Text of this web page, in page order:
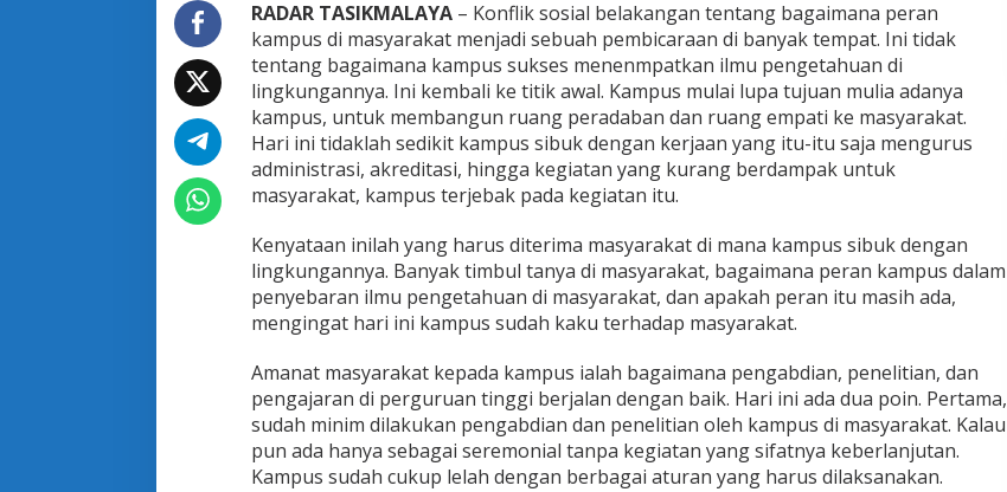
RADAR TASIKMALAYA– Konflik sosial belakangan tentang bagaimana peran
kampus di masyarakat menjadi sebuah pembicaraan di banyak tempat. Ini tidak
tentang bagaimana kampus sukses menenmpatkan ilmu pengetahuan di
lingkungannya. Ini kembali ke titik awal. Kampus mulai lupa tujuan mulia adanya
kampus, untuk membangun ruang peradaban dan ruang empati ke masyarakat.
Hari ini tidaklah sedikit kampus sibuk dengan kerjaan yang itu-itu saja mengurus
administrasi, akreditasi, hingga kegiatan yang kurang berdampak untuk
masyarakat, kampus terjebak pada kegiatan itu.
Kenyataan inilah yang harus diterima masyarakat di mana kampus sibuk dengan
lingkungannya. Banyak timbul tanya di masyarakat, bagaimana peran kampus dalam
penyebaran ilmu pengetahuan di masyarakat, dan apakah peran itu masih ada,
mengingat hari ini kampus sudah kaku terhadap masyarakat.
Amanat masyarakat kepada kampus ialah bagaimana pengabdian, penelitian, dan
pengajaran di perguruan tinggi berjalan dengan baik. Hari ini ada dua poin. Pertama,
sudah minim dilakukan pengabdian dan penelitian oleh kampus di masyarakat. Kalau
pun ada hanya sebagai seremonial tanpa kegiatan yang sifatnya keberlanjutan.
Kampus sudah cukup lelah dengan berbagai aturan yang harus dilaksanakan.